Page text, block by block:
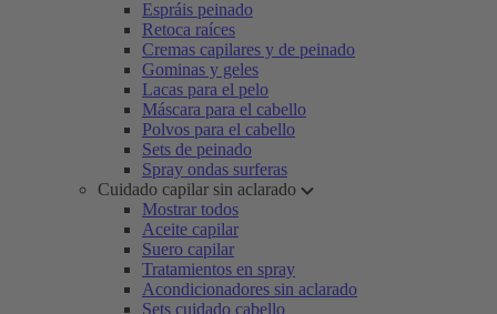
Espráis peinado
Retoca raíces
Cremas capilares y de peinado
Gominas y geles
Lacas para el pelo
Máscara para el cabello
Polvos para el cabello
Sets de peinado
Spray ondas surferas
Cuidado capilar sin aclarado
Mostrar todos
Aceite capilar
Suero capilar
Tratamientos en spray
Acondicionadores sin aclarado
Sets cuidado cabello